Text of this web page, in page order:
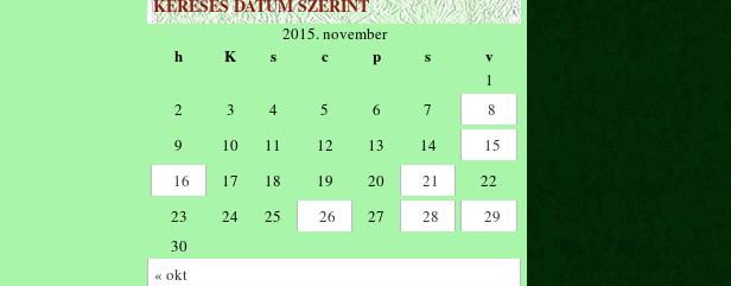
KERESÉS DÁTUM SZERINT
2015. november
h K s c p s v
1
2
3 4 5 6 7
8
9
10 11 12 13 14
15
16
17 18 19 20 21
22
23
24 25 26 27 28
29
30
« okt